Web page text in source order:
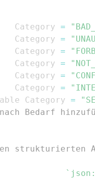
Category
=
Category
=
Category
=
Category
=
Category
=
Category
=
Category
=
Bedarf
strukturierten